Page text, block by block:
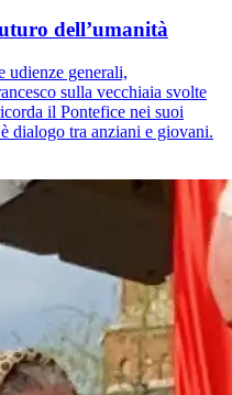
dell’umanità
udienze generali,
sulla vecchiaia svolte
il Pontefice nei suoi
dialogo tra anziani e giovani.